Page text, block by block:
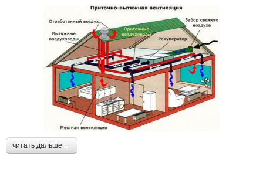
читать дальше →